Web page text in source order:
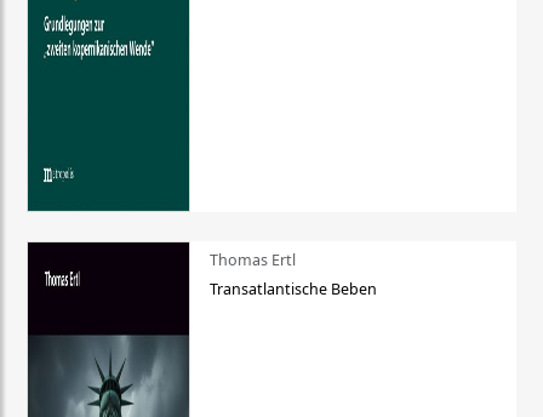
Thomas Ertl
Transatlantische Beben